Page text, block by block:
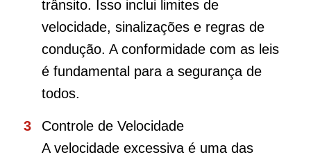
trânsito. Isso inclui limites de
velocidade, sinalizações e regras de
condução. A conformidade com as leis
é fundamental para a segurança de
todos.
Controle de Velocidade
A velocidade excessiva é uma das